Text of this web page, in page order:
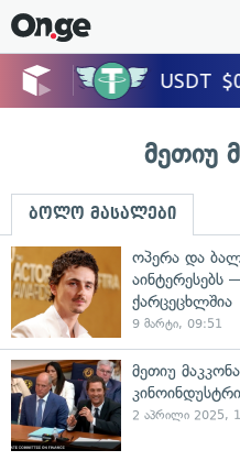
მეთიუ
ბოლო მასალები
ოპერა და
აინტერესებს
ქარცეცხლშია
9 მარტი, 09:51
მეთიუ
2 აპრილი 2025,